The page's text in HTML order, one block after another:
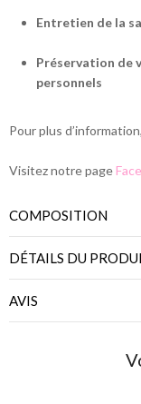
Entretien de la
Préservation de
personnels
Pour plus d’information,
Visitez notre page
COMPOSITION
DÉTAILS DU
AVIS